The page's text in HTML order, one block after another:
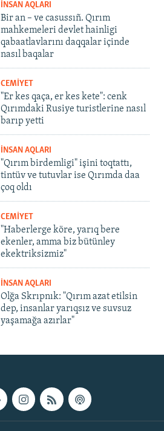
İNSAN AQLARI
Bir an – ve casussıñ. Qırım
mahkemeleri devlet hainligi
qabaatlavlarını daqqalar içinde
nasıl baqalar
CEMİYET
"Er kes qaça, er kes kete": cenk
Qırımdaki Rusiye turistlerine nasıl
barıp yetti
İNSAN AQLARI
"Qırım birdemligi" işini toqtattı,
tintüv ve tutuvlar ise Qırımda daa
çoq oldı
CEMİYET
"Haberlerge köre, yarıq bere
ekenler, amma biz bütünley
ekektriksizmiz"
İNSAN AQLARI
Olğa Skrıpnık: "Qırım azat etilsin
dep, insanlar yarıqsız ve suvsuz
yaşamağa azırlar"